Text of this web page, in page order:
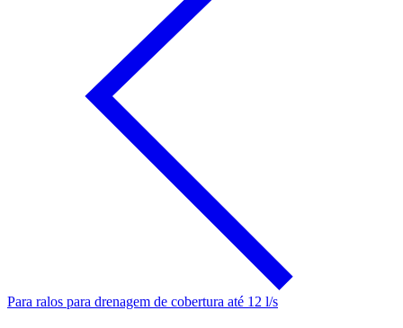
Para ralos para drenagem de cobertura até 12 l/s